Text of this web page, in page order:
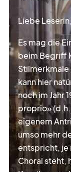
zeit
nicht
werbe
Liebe
Es mag die
beim Begriff
Stilmerkmale
kann hier
noch im Jahr
proprio»
eigenem
umso mehr
entspricht, je
Choral steht,